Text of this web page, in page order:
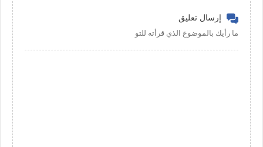
إرسال تعليق
ما رأيك بالموضوع الذي قرأته للتو